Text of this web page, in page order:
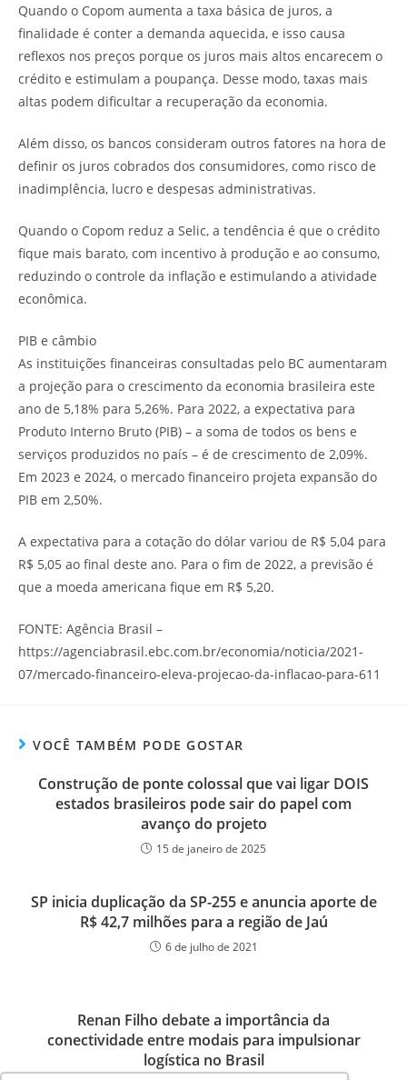
Quando o Copom aumenta a taxa básica de juros, a
finalidade é conter a demanda aquecida, e isso causa
reflexos nos preços porque os juros mais altos encarecem o
crédito e estimulam a poupança. Desse modo, taxas mais
altas podem dificultar a recuperação da economia.
Além disso, os bancos consideram outros fatores na hora de
definir os juros cobrados dos consumidores, como risco de
inadimplência, lucro e despesas administrativas.
Quando o Copom reduz a Selic, a tendência é que o crédito
fique mais barato, com incentivo à produção e ao consumo,
reduzindo o controle da inflação e estimulando a atividade
econômica.
PIB e câmbio
As instituições financeiras consultadas pelo BC aumentaram
a projeção para o crescimento da economia brasileira este
ano de 5,18% para 5,26%. Para 2022, a expectativa para
Produto Interno Bruto (PIB) – a soma de todos os bens e
serviços produzidos no país – é de crescimento de 2,09%.
Em 2023 e 2024, o mercado financeiro projeta expansão do
PIB em 2,50%.
A expectativa para a cotação do dólar variou de R$ 5,04 para
R$ 5,05 ao final deste ano. Para o fim de 2022, a previsão é
que a moeda americana fique em R$ 5,20.
FONTE: Agência Brasil –
https://agenciabrasil.ebc.com.br/economia/noticia/2021-
07/mercado-financeiro-eleva-projecao-da-inflacao-para-611
VOCÊ TAMBÉM PODE GOSTAR
Construção de ponte colossal que vai ligar DOIS
estados brasileiros pode sair do papel com
avanço do projeto
15 de janeiro de 2025
SP inicia duplicação da SP-255 e anuncia aporte de
R$ 42,7 milhões para a região de Jaú
6 de julho de 2021
Renan Filho debate a importância da
conectividade entre modais para impulsionar
logística no Brasil